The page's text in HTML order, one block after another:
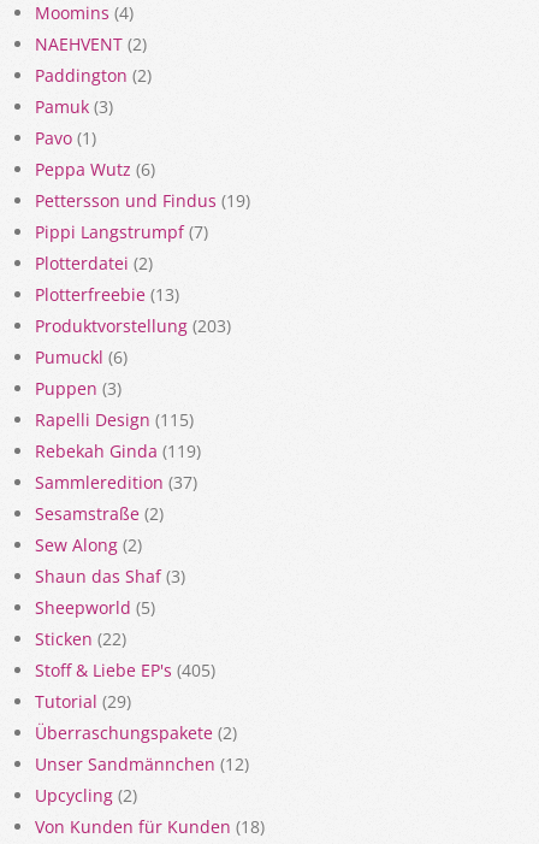
Moomins (4)
NAEHVENT (2)
Paddington (2)
Pamuk (3)
Pavo (1)
Peppa Wutz (6)
Pettersson und Findus (19)
Pippi Langstrumpf(7)
Plotterdatei (2)
Plotterfreebie (13)
Produktvorstellung (203)
Pumuckl (6)
Puppen (3)
Rapelli Design (115)
Rebekah Ginda (119)
Sammleredition (37)
Sesamstraße (2)
Sew Along (2)
Shaun das Shaf(3)
Sheepworld (5)
Sticken (22)
Stoff & Liebe EP's (405)
Tutorial (29)
Überraschungspakete (2)
Unser Sandmännchen (12)
Upcycling (2)
Von Kunden für Kunden (18)